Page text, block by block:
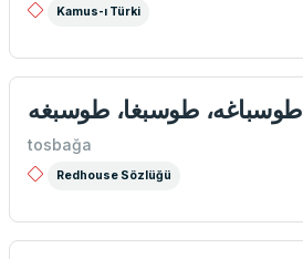
Kamus-ı Türki
طوسباغه، طوسبغا، طوسبغه
tosbağa
Redhouse Sözlüğü